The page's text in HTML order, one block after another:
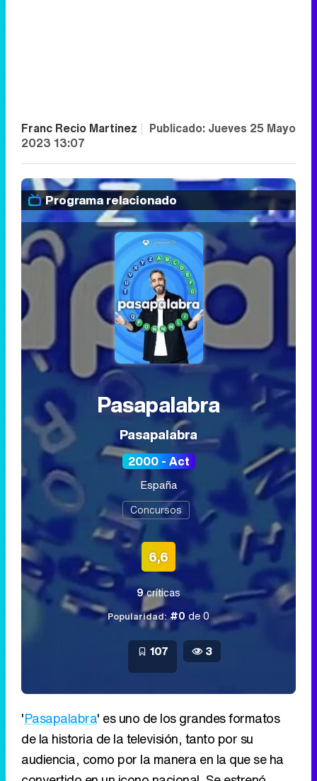
Franc Recio Martínez | Publicado: Jueves 25 Mayo
2023 13:07
Programa relacionado
Pasapalabra
Pasapalabra
2000 - Act
España
Concursos
6,6
9críticas
Popularidad: #0 de 0
107 3
'Pasapalabra' es uno de los grandes formatos
de la historia de la televisión, tanto por su
audiencia, como por la manera en la que se ha